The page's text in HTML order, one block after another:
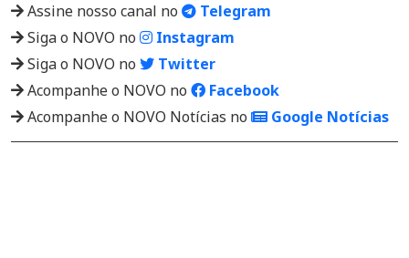
Assine nosso canal no
Telegram
Siga o NOVO no
Instagram
Siga o NOVO no
Twitter
Acompanhe o NOVO no
Facebook
Acompanhe o NOVO Notícias no
Google Notícias